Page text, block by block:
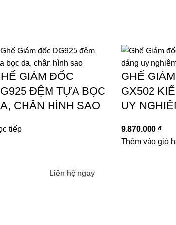
GIÁM ĐỐC
ĐỆM TỰA BỌC
CHÂN HÌNH SAO
tiếp
GHẾ
GX502
UY
9.870.000 ₫
Thêm vào giỏ
Liên hệ ngay